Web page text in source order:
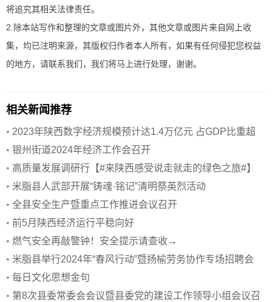
将追究其相关法律责任。
2.除本站写作和整理的文章或图片外，其他文章或图片来自网上收
集，均已注明来源，其版权归作者本人所有，如果有任何侵犯您权益
的地方，请联系我们，我们将马上进行处理，谢谢。
相关新闻推荐
• 2023年陕西数字经济规模预计达1.4万亿元 占GDP比重超
40%
• 银州街道2024年经济工作会召开
• 高质量发展调研行【#来陕西感受说走就走的绿色之旅#】
• 米脂县人武部开展“铸魂·铭记”清明祭英烈活动
• 全县安全生产暨重点工作推进会议召开
• 前5月陕西经济运行平稳向好
• 燃气安全再敲警钟！安全提示请查收→
• 米脂县举行2024年“春风行动”暨扬榆劳务协作专场招聘会
• 每日文化思想金句
• 第8次县委常委会会议暨县委党的建设工作领导小组会议召